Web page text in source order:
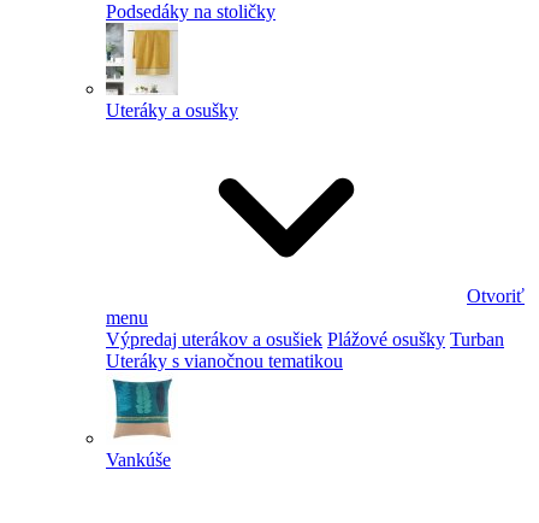
Podsedáky na stoličky
Uteráky a osušky
Otvoriť
menu
Výpredaj uterákov a osušiek Plážové osušky Turban
Uteráky s vianočnou tematikou
Vankúše